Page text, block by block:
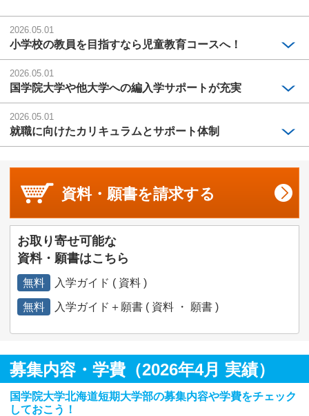
2026.05.01
小学校の教員を目指すなら児童教育コースへ！
2026.05.01
国学院大学や他大学への編入学サポートが充実
2026.05.01
就職に向けたカリキュラムとサポート体制
資料・願書を請求する
お取り寄せ可能な
資料・願書はこちら
無料 入学ガイド ( 資料 )
無料 入学ガイド＋願書 ( 資料 ・ 願書 )
募集内容・学費（2026年4月 実績）
国学院大学北海道短期大学部の募集内容や学費をチェック
しておこう！